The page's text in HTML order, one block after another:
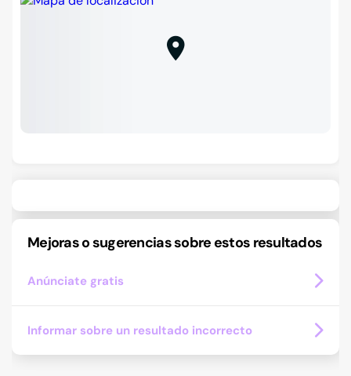
Mejoras o sugerencias sobre estos resultados
Anúnciate gratis
Informar sobre un resultado incorrecto